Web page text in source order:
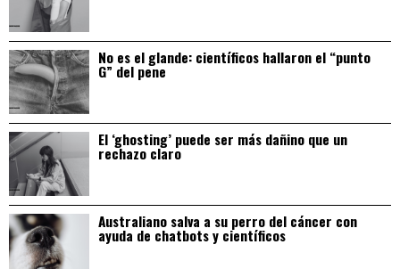
No es el glande: científicos hallaron el “punto
G” del pene
El ‘ghosting’ puede ser más dañino que un
rechazo claro
Australiano salva a su perro del cáncer con
ayuda de chatbots y científicos